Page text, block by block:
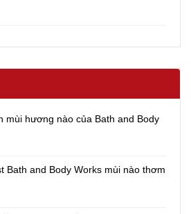
mùi hương nào của Bath and Body
Bath and Body Works mùi nào thơm